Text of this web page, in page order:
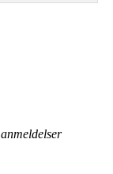
anmeldelser